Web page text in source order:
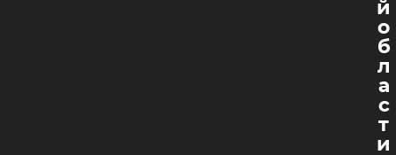
й
о
б
л
а
с
т
и